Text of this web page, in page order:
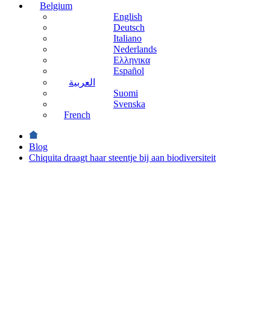
Belgium
English
Deutsch
Italiano
Nederlands
Ελληνικα
Español
العربية
Suomi
Svenska
French
Blog
Chiquita draagt haar steentje bij aan biodiversiteit